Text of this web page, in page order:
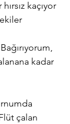
kaçıyor
kadar
çalan